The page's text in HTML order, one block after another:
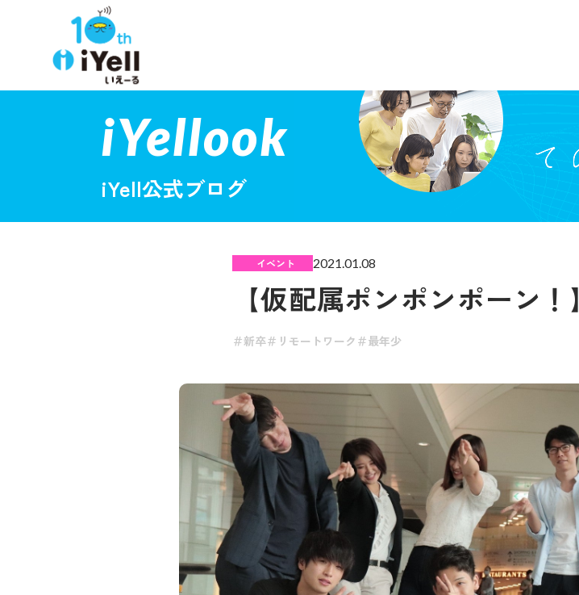
iYellook
iYell公式ブログ
イベント 2021.01.08
【仮配属ポンポンポーン！】
新卒 リモートワーク 最年少